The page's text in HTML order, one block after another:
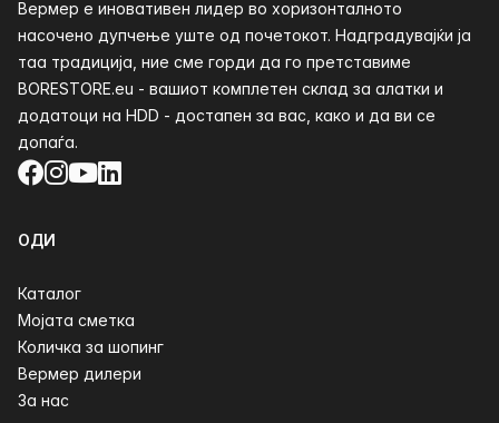
Вермер е иновативен лидер во хоризонталното
насочено дупчење уште од почетокот. Надградувајќи ја
таа традиција, ние сме горди да го претставиме
BORESTORE.eu - вашиот комплетен склад за алатки и
додатоци на HDD - достапен за вас, како и да ви се
допаѓа.
Facebook
Instagram
YouTube
LinkedIn
ОДИ
Каталог
Мојата сметка
Количка за шопинг
Вермер дилери
За нас